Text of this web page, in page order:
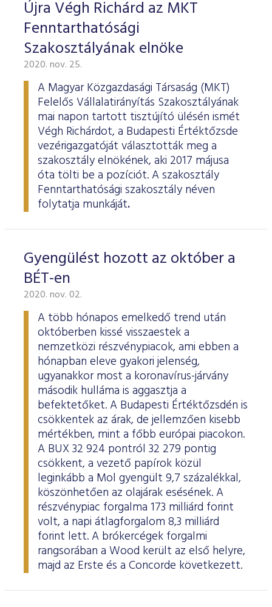
ESG Útmutató
Újra Végh Richárd az MKT
Fenntarthatósági
Szakosztályának elnöke
2020. nov. 25.
A Magyar Közgazdasági Társaság (MKT)
Felelős Vállalatirányítás Szakosztályának
mai napon tartott tisztújító ülésén ismét
Végh Richárdot, a Budapesti Értéktőzsde
vezérigazgatóját választották meg a
szakosztály elnökének, aki 2017 májusa
óta tölti be a pozíciót. A szakosztály
Fenntarthatósági szakosztály néven
folytatja munkáját.
Gyengülést hozott az október a
BÉT-en
2020. nov. 02.
A több hónapos emelkedő trend után
októberben kissé visszaestek a
nemzetközi részvénypiacok, ami ebben a
hónapban eleve gyakori jelenség,
ugyanakkor most a koronavírus-járvány
második hulláma is aggasztja a
befektetőket. A Budapesti Értéktőzsdén is
csökkentek az árak, de jellemzően kisebb
mértékben, mint a főbb európai piacokon.
A BUX 32 924 pontról 32 279 pontig
csökkent, a vezető papírok közül
leginkább a Mol gyengült 9,7 százalékkal,
köszönhetően az olajárak esésének. A
részvénypiac forgalma 173 milliárd forint
volt, a napi átlagforgalom 8,3 milliárd
forint lett. A brókercégek forgalmi
rangsorában a Wood került az első helyre,
majd az Erste és a Concorde következett.